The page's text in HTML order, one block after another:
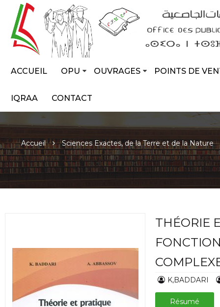
ACCUEIL OPU OUVRAGES POINTS DE
IQRAA CONTACT
Accueil Sciences Exactes, de la Terre et de la Nature
THÉORIE
K,BADDARI
Résumé